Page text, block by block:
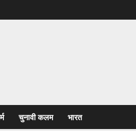
चुनावी कलम भारत